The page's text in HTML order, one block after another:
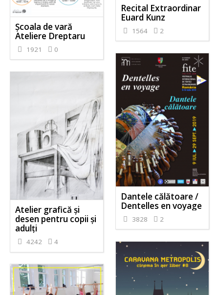
Școala de vară
Ateliere Dreptaru
1921 0
Recital Extraordinar
Euard Kunz
1564 2
Dantele călătoare /
Dentelles en voyage
3828 2
Atelier grafică și
desen pentru copii și
adulți
4242 4